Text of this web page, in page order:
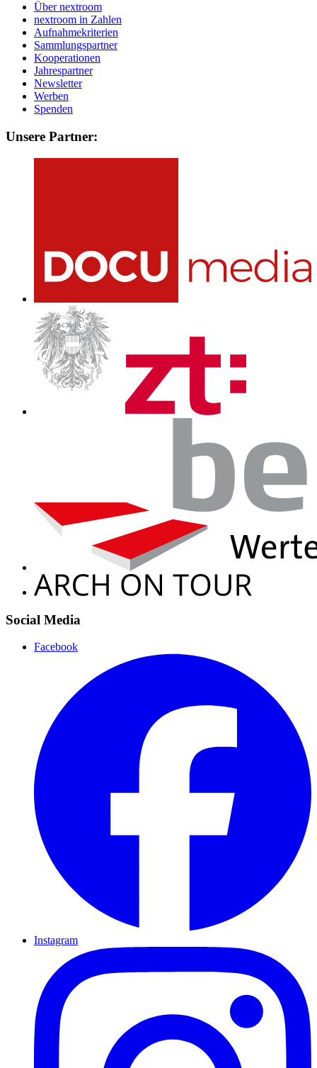
Über nextroom
nextroom in Zahlen
Aufnahmekriterien
Sammlungspartner
Kooperationen
Jahrespartner
Newsletter
Werben
Spenden
Unsere Partner:
Social Media
Facebook
Instagram